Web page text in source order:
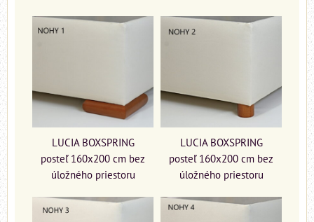
LUCIA BOXSPRING
posteľ 160x200 cm bez
úložného priestoru
LUCIA BOXSPRING
posteľ 160x200 cm bez
úložného priestoru